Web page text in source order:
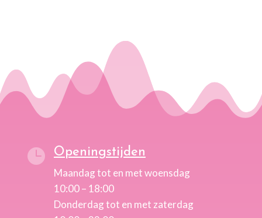
 Openingstijden
Maandag tot en met woensdag
10:00 – 18:00
Donderdag tot en met zaterdag